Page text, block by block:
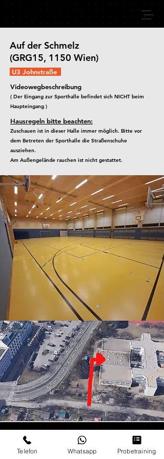
Auf der Schmelz
(GRG15, 1150 Wien)
U3 Johnstraße
Videowegbeschreibung
( Der Eingang zur Sporthalle befindet sich NICHT beim
Haupteingang )
Hausregeln bitte beachten:
Zuschauen ist in dieser Halle immer möglich. Bitte vor
dem Betreten der Sporthalle die Straßenschuhe
ausziehen.
Am Außengelände rauchen ist nicht gestattet.
Unsere Partner & Sponsoren
Telefon Whatsapp Probetraining